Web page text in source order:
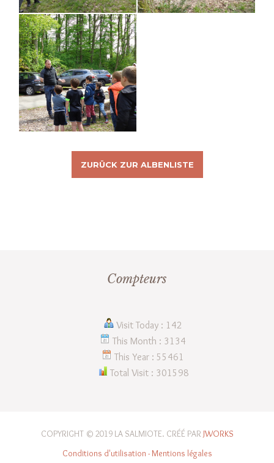
ZURÜCK ZUR ALBENLISTE
Compteurs
Visit Today : 142
This Month : 3134
This Year : 55461
Total Visit : 301598
COPYRIGHT © 2019 LA SALMIOTE. CRÉÉ PAR JWORKS
Conditions d'utilisation - Mentions légales